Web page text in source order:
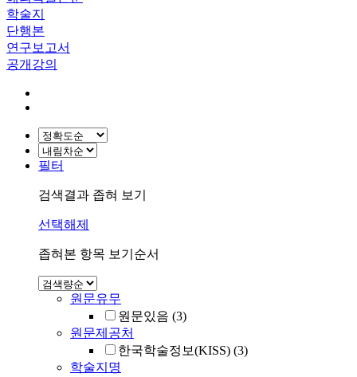
학술지
단행본
연구보고서
공개강의
필터
검색결과 좁혀 보기
선택해제
좁혀본 항목 보기순서
원문유무
원문있음 (3)
원문제공처
한국학술정보(KISS) (3)
학술지명